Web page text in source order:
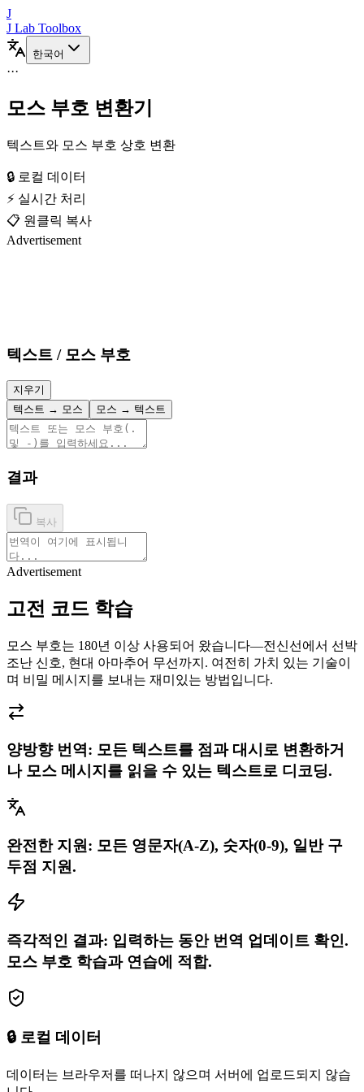
J
J Lab Toolbox
한국어
···
모스 부호 변환기
텍스트와 모스 부호 상호 변환
🔒 로컬 데이터
⚡ 실시간 처리
📋 원클릭 복사
Advertisement
텍스트 / 모스 부호
지우기
텍스트 → 모스
모스 → 텍스트
결과
복사
Advertisement
고전 코드 학습
모스 부호는 180년 이상 사용되어 왔습니다—전신선에서 선박
조난 신호, 현대 아마추어 무선까지. 여전히 가치 있는 기술이
며 비밀 메시지를 보내는 재미있는 방법입니다.
양방향 번역: 모든 텍스트를 점과 대시로 변환하거
나 모스 메시지를 읽을 수 있는 텍스트로 디코딩.
완전한 지원: 모든 영문자(A-Z), 숫자(0-9), 일반 구
두점 지원.
즉각적인 결과: 입력하는 동안 번역 업데이트 확인.
모스 부호 학습과 연습에 적합.
🔒 로컬 데이터
데이터는 브라우저를 떠나지 않으며 서버에 업로드되지 않습